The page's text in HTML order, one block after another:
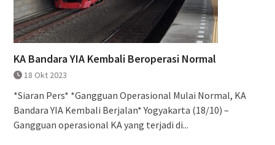
KA Bandara YIA Kembali Beroperasi Normal
18 Okt 2023
*Siaran Pers* *Gangguan Operasional Mulai Normal, KA
Bandara YIA Kembali Berjalan* Yogyakarta (18/10) –
Gangguan operasional KA yang terjadi di...